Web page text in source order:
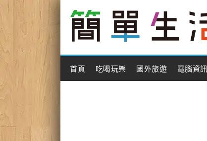
Main Menu
首頁 吃喝玩樂 國外旅遊 電腦資訊